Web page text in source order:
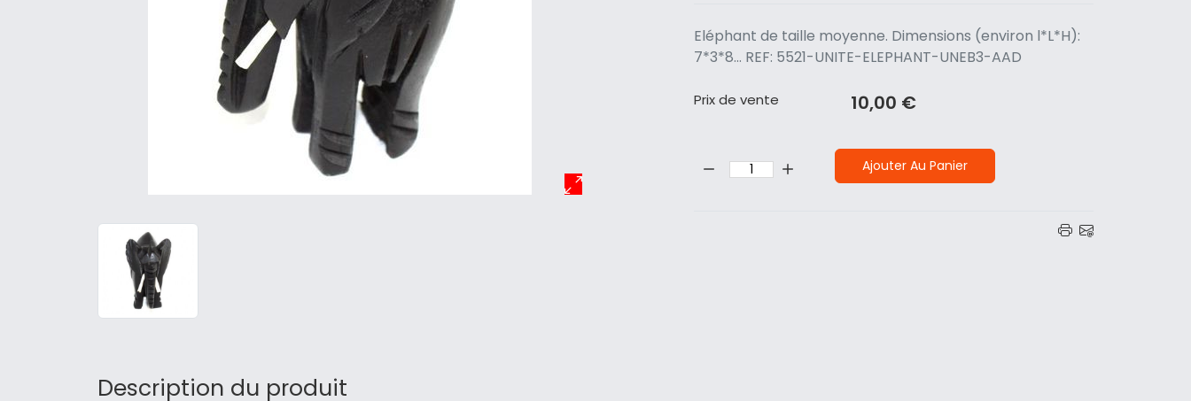
Eléphant de taille moyenne. Dimensions (environ l*L*H):
7*3*8... REF: 5521-UNITE-ELEPHANT-UNEB3-AAD
Prix ​​de vente 10,00 €
Quantité: Ajouter Au Panier
Description du produit